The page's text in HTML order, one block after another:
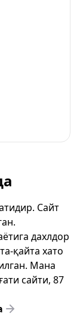
Сайт
дахлдор
қайта хато
Мана
сайти, 87